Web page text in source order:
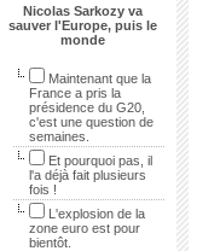
Nicolas Sarkozy va
sauver l'Europe, puis le
monde
Maintenant que la
France a pris la
présidence du G20,
c'est une question de
semaines.
Et pourquoi pas, il
l'a déjà fait plusieurs
fois !
L'explosion de la
zone euro est pour
bientôt.